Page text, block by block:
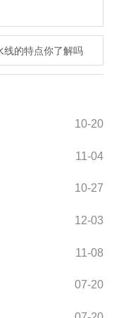
的特点你了解吗
10-20
11-04
10-27
12-03
11-08
07-20